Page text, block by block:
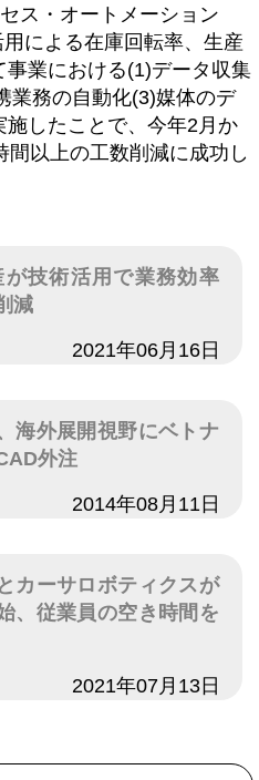
ス・オートメーション
による在庫回転率、生産
業における(1)データ収集
業務の自動化(3)媒体のデ
したことで、今年2月か
間以上の工数削減に成功し
技術活用で業務効率
減
2021年06月16日
海外展開視野にベトナ
外注
2014年08月11日
カーサロボティクスが
、従業員の空き時間を
2021年07月13日